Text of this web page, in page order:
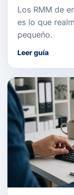
Los RMM de
es lo que
pequeño.
Leer guía